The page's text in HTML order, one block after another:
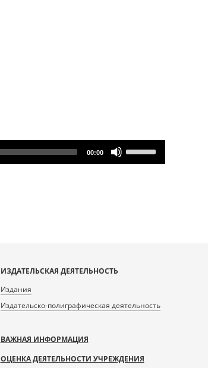
00:00
Up/Down
ИЗДАТЕЛЬСКАЯ ДЕЯТЕЛЬНОСТЬ
Издания
Издательско-полиграфическая деятельность
ВАЖНАЯ ИНФОРМАЦИЯ
ОЦЕНКА ДЕЯТЕЛЬНОСТИ УЧРЕЖДЕНИЯ